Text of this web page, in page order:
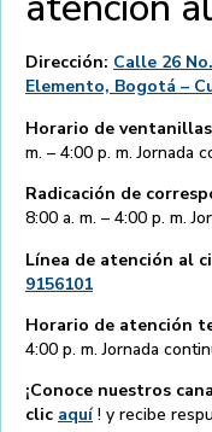
Dirección: Calle 26
Elemento, Bogotá –
Horario de
m. – 4:00 p. m. Jornada
Radicación de
8:00 a. m. – 4:00 p. m.
Línea de atención al
9156101
Horario de atención
4:00 p. m. Jornada
¡Conoce nuestros
clic aquí! y recibe